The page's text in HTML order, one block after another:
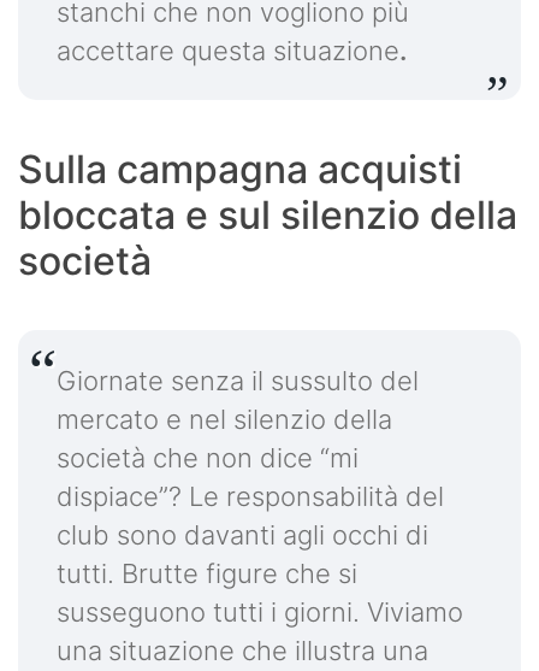
stanchi che non vogliono più
accettare questa situazione.
Sulla campagna acquisti
bloccata e sul silenzio della
società
Giornate senza il sussulto del
mercato e nel silenzio della
società che non dice “mi
dispiace”? Le responsabilità del
club sono davanti agli occhi di
tutti. Brutte figure che si
susseguono tutti i giorni. Viviamo
una situazione che illustra una